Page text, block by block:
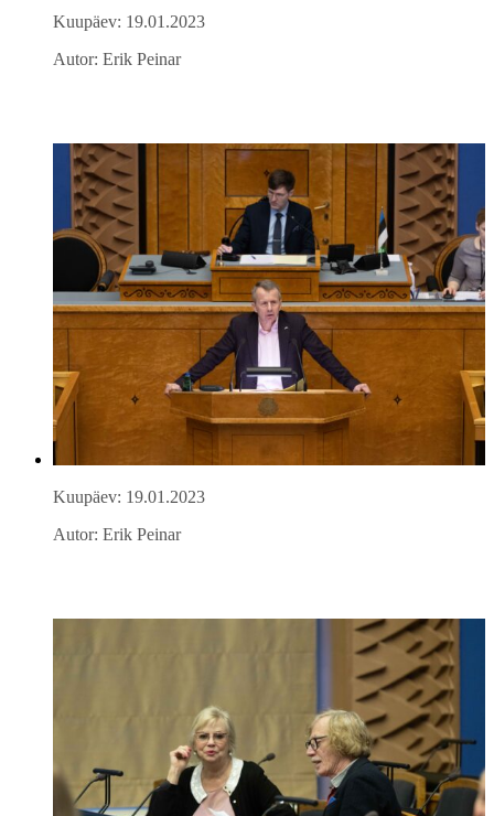
Kuupäev: 19.01.2023
Autor: Erik Peinar
Kuupäev: 19.01.2023
Autor: Erik Peinar